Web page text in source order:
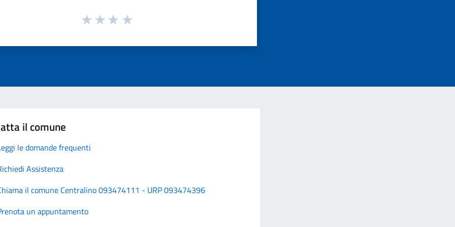
il comune
le domande frequenti
Assistenza
il comune Centralino 093474111 - URP 093474396
un appuntamento